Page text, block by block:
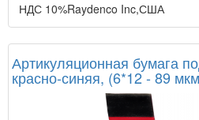
НДС 10%Raydenco Inc,США
Артикуляционная бумага
красно-синяя, (6*12 - 89